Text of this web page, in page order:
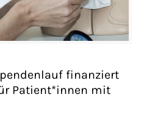
finanziert
Patient*innen mit